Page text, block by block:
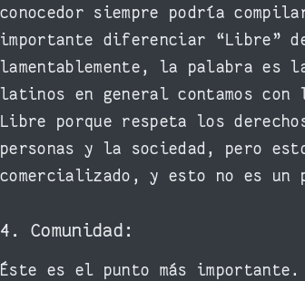
conocedor siempre podría
importante diferenciar “Libre”
lamentablemente, la palabra es
latinos en general contamos
Libre porque respeta los
personas y la sociedad, pero
comercializado, y esto no es un
4. Comunidad:
Éste es el punto más